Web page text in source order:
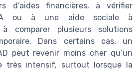
d’aides financières, à vérifier
ou à une aide sociale à
à comparer plusieurs solutions
Dans certains cas, un
peut revenir moins cher qu’un
très intensif, surtout lorsque la